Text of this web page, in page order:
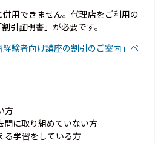
用できません。代理店をご利用の
引証明書」が必要です。
験者向け講座の割引のご案内」ペ
方
に取り組めていない方
る学習をしている方